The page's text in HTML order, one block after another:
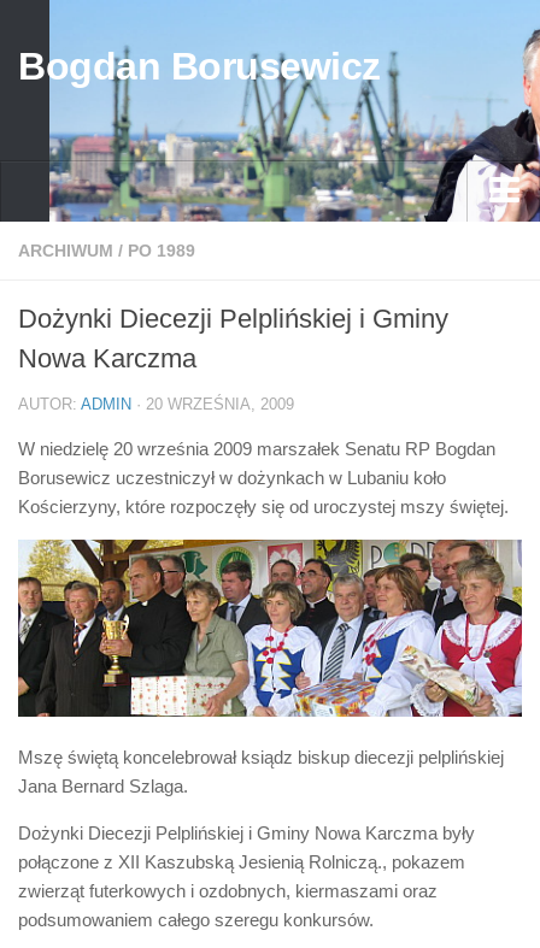
Bogdan Borusewicz
Aktualności
przed 1989
po 1989
Media
Galeria
Życiorys
Biuro Senatorskie
Polecane
Senat
Platforma Obywatelska
Fundacja Jacka Kaczmarskiego
Fundacja Batorego
ARCHIWUM / PO 1989
Dożynki Diecezji Pelplińskiej i Gminy
Nowa Karczma
AUTOR: ADMIN · 20 WRZEŚNIA, 2009
W niedzielę 20 września 2009 marszałek Senatu RP Bogdan
Borusewicz uczestniczył w dożynkach w Lubaniu koło
Kościerzyny, które rozpoczęły się od uroczystej mszy świętej.
Mszę świętą koncelebrował ksiądz biskup diecezji pelplińskiej
Jana Bernard Szlaga.
Dożynki Diecezji Pelplińskiej i Gminy Nowa Karczma były
połączone z XII Kaszubską Jesienią Rolniczą., pokazem
zwierząt futerkowych i ozdobnych, kiermaszami oraz
podsumowaniem całego szeregu konkursów.